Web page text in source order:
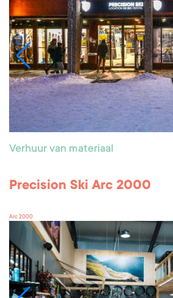
Verhuur van materiaal
Precision Ski Arc 2000
Arc 2000